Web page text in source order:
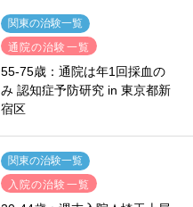
関東の治験一覧
通院の治験一覧
55-75歳：通院は年1回採血の
み 認知症予防研究 in 東京都新
宿区
関東の治験一覧
入院の治験一覧